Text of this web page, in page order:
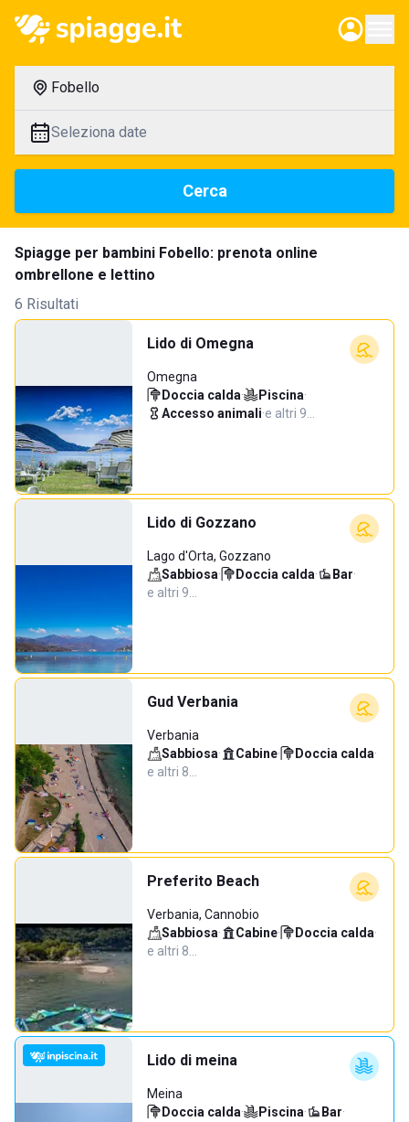
Fobello
Seleziona date
Cerca
Spiagge per bambini Fobello: prenota online
ombrellone e lettino
6 Risultati
Lido di Omegna
Omegna
Doccia calda· Piscina·
Accesso animali·e altri 9…
Lido di Gozzano
Lago d'Orta, Gozzano
Sabbiosa· Doccia calda· Bar·
e altri 9…
Gud Verbania
Verbania
Sabbiosa· Cabine· Doccia calda·
e altri 8…
Preferito Beach
Verbania, Cannobio
Sabbiosa· Cabine· Doccia calda·
e altri 8…
Lido di meina
Meina
Doccia calda· Piscina· Bar·